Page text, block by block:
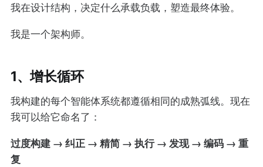
我在设计结构，决定什么承载负载，塑造最终体验。
我是一个架构师。
1、增长循环
我构建的每个智能体系统都遵循相同的成熟弧线。现在
我可以给它命名了：
过度构建 → 纠正 → 精简 → 执行 → 发现 → 编码 → 重
复